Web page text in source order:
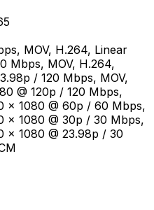
MOV, H.264, Linear
Mbps, MOV, H.264,
/ 120 Mbps, MOV,
@ 120p / 120 Mbps,
x 1080 @ 60p / 60 Mbps,
x 1080 @ 30p / 30 Mbps,
x 1080 @ 23.98p / 30